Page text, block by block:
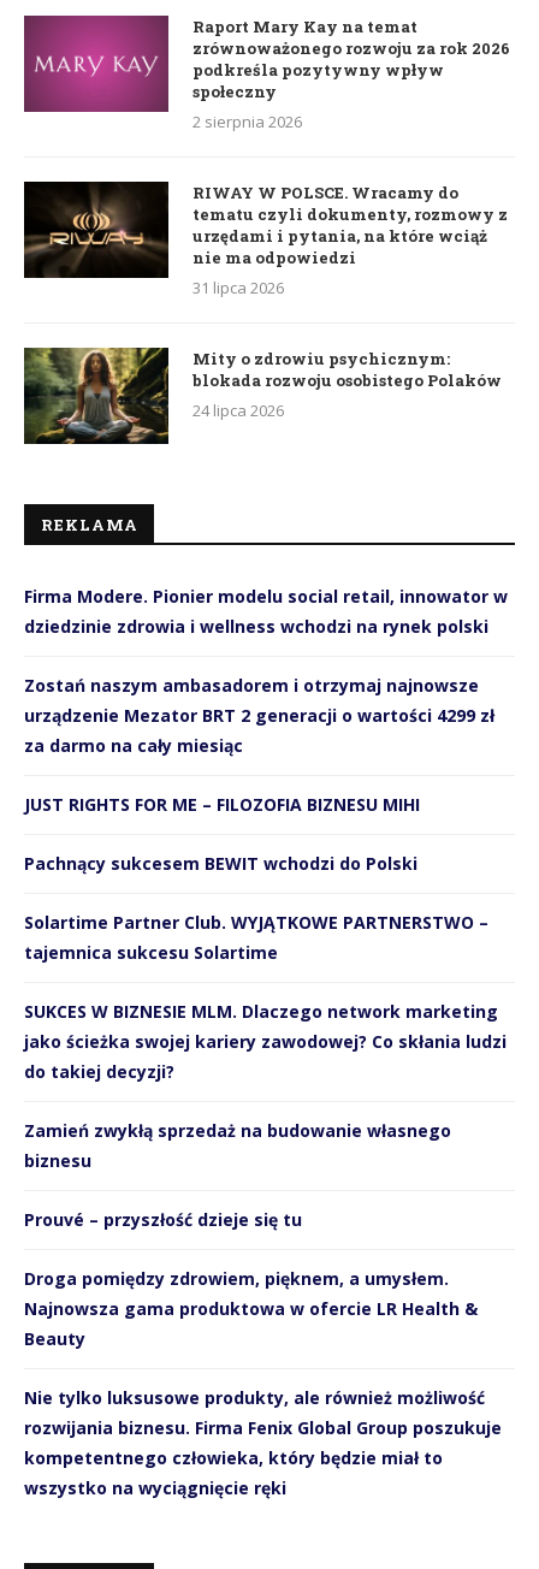
Raport Mary Kay na temat
zrównoważonego rozwoju za rok 2026
podkreśla pozytywny wpływ
społeczny
2 sierpnia 2026
RIWAY W POLSCE. Wracamy do
tematu czyli dokumenty, rozmowy z
urzędami i pytania, na które wciąż
nie ma odpowiedzi
31 lipca 2026
Mity o zdrowiu psychicznym:
blokada rozwoju osobistego Polaków
24 lipca 2026
REKLAMA
Firma Modere. Pionier modelu social retail, innowator w
dziedzinie zdrowia i wellness wchodzi na rynek polski
Zostań naszym ambasadorem i otrzymaj najnowsze
urządzenie Mezator BRT 2 generacji o wartości 4299 zł
za darmo na cały miesiąc
JUST RIGHTS FOR ME – FILOZOFIA BIZNESU MIHI
Pachnący sukcesem BEWIT wchodzi do Polski
Solartime Partner Club. WYJĄTKOWE PARTNERSTWO –
tajemnica sukcesu Solartime
SUKCES W BIZNESIE MLM. Dlaczego network marketing
jako ścieżka swojej kariery zawodowej? Co skłania ludzi
do takiej decyzji?
Zamień zwykłą sprzedaż na budowanie własnego
biznesu
Prouvé – przyszłość dzieje się tu
Droga pomiędzy zdrowiem, pięknem, a umysłem.
Najnowsza gama produktowa w ofercie LR Health &
Beauty
Nie tylko luksusowe produkty, ale również możliwość
rozwijania biznesu. Firma Fenix Global Group poszukuje
kompetentnego człowieka, który będzie miał to
wszystko na wyciągnięcie ręki